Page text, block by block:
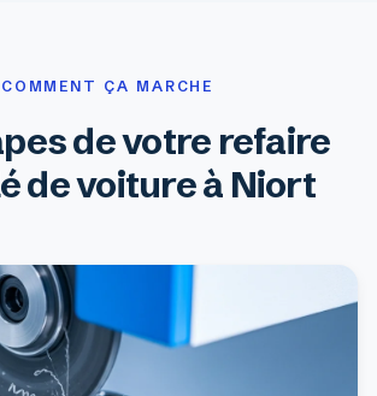
COMMENT ÇA MARCHE
de votre refaire
de voiture à Niort